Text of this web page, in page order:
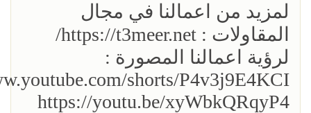
لمزيد من اعمالنا في مجال
المقاولات : https://t3meer.net/
لرؤية اعمالنا المصورة :
shorts/P4v3j9E4KCI
https://youtu.be/xyWbkQRqyP4